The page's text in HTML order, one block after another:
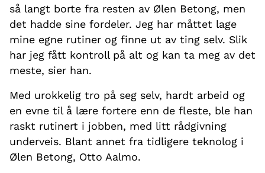
så langt borte fra resten av Ølen Betong, men
det hadde sine fordeler. Jeg har måttet lage
mine egne rutiner og finne ut av ting selv. Slik
har jeg fått kontroll på alt og kan ta meg av det
meste, sier han.
Med urokkelig tro på seg selv, hardt arbeid og
en evne til å lære fortere enn de fleste, ble han
raskt rutinert i jobben, med litt rådgivning
underveis. Blant annet fra tidligere teknolog i
Ølen Betong, Otto Aalmo.